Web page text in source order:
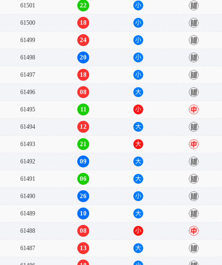
61501 22 小 错
61500 18 小 错
61499 24 小 错
61498 20 小 错
61497 18 小 错
61496 08 大 错
61495 11 小 中
61494 12 大 错
61493 21 大 中
61492 09 大 错
61491 06 大 错
61490 26 小 错
61489 10 大 错
61488 08 小 中
61487 13 大 错